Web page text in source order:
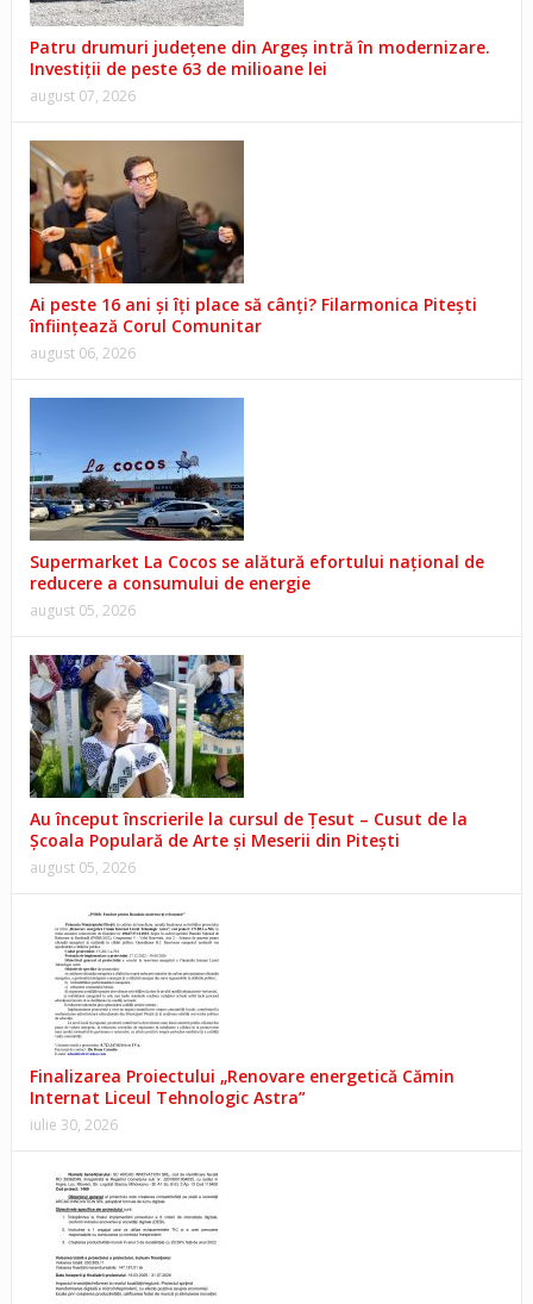
Patru drumuri județene din Argeș intră în modernizare.
Investiții de peste 63 de milioane lei
august 07, 2026
Ai peste 16 ani și îți place să cânți? Filarmonica Pitești
înființează Corul Comunitar
august 06, 2026
Supermarket La Cocos se alătură efortului național de
reducere a consumului de energie
august 05, 2026
Au început înscrierile la cursul de Țesut – Cusut de la
Școala Populară de Arte și Meserii din Pitești
august 05, 2026
Finalizarea Proiectului „Renovare energetică Cămin
Internat Liceul Tehnologic Astra”
iulie 30, 2026